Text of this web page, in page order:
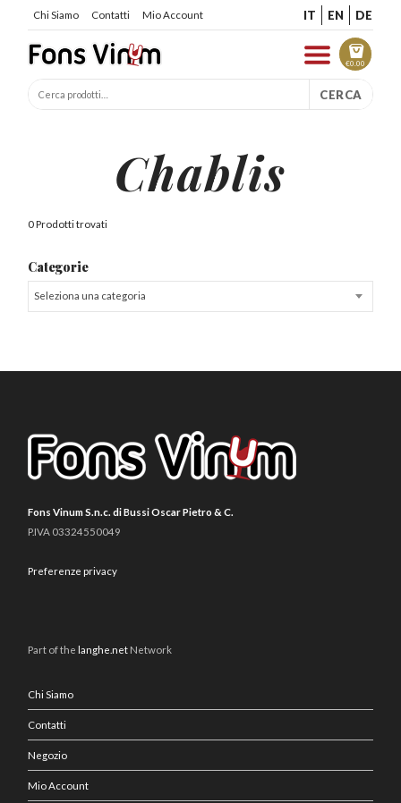
Chi Siamo Contatti Mio Account IT EN DE
€0.00
CERCA
Chablis
0 Prodotti trovati
Categorie
Seleziona una categoria
Fons Vinum S.n.c. di Bussi Oscar Pietro & C.
P.IVA 03324550049
Preferenze privacy
Part of the langhe.net Network
Chi Siamo
Contatti
Negozio
Mio Account